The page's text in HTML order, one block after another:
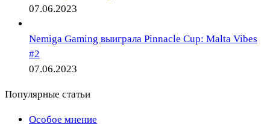
07.06.2023
Nemiga Gaming выиграла Pinnacle Cup: Malta Vibes
#2
07.06.2023
Популярные статьи
Особое мнение